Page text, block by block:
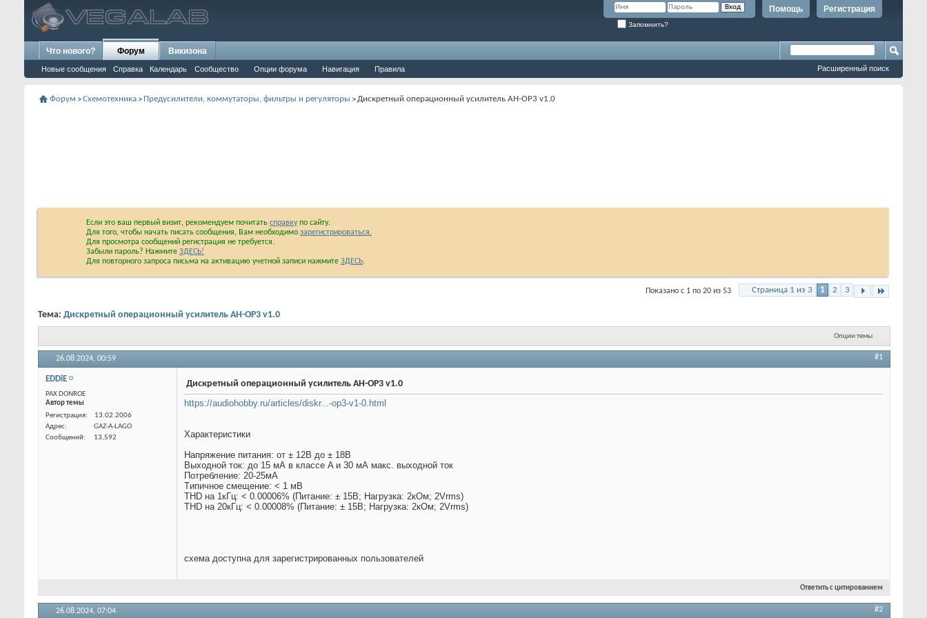
Регистрация
Помощь
Запомнить?
Что нового? Форум
Новые сообщения Справка Календарь Сообщество Опции форума Навигация Правила
Викизона
Расширенный поиск
Форум >Схемотехника > Предусилители, коммутаторы, фильтры и регуляторы >Дискретный операционный усилитель AH-OP3 v1.0
Если это ваш первый визит, рекомендуем почитать справкупо сайту.
Для того, чтобы начать писать сообщения, Вам необходимо зарегистрироваться.
Для просмотра сообщений регистрация не требуется.
Забыли пароль? Нажмите ЗДЕСЬ!
Для повторного запроса письма на активацию учетной записи нажмите ЗДЕСЬ.
Страница 1 из 3 1 2 3
Показано с 1 по 20 из 53
Тема: Дискретный операционный усилитель AH-OP3 v1.0
Опции темы
26.08.2024, 00:59 #1
EDDiE
PAX DONROE
Автор темы
Дискретный операционный усилитель AH-OP3 v1.0
https://audiohobby.ru/articles/diskr...-op3-v1-0.html
Характеристики
Напряжение питания: от ± 12В до ± 18В
Выходной ток: до 15 мА в классе A и 30 мА макс. выходной ток
Потребление: 20-25мА
Tипичное смещение: < 1 мВ
THD на 1кГц: < 0.00006% (Питание: ± 15В; Нагрузка: 2кОм; 2Vrms)
THD на 20кГц: < 0.00008% (Питание: ± 15В; Нагрузка: 2кОм; 2Vrms)
схема доступна для зарегистрированных пользователей
Ответить с цитированием
26.08.2024, 07:04 #2